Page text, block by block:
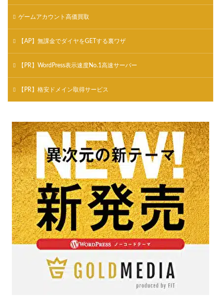
ゲームアカウント高価買取
【AP】無課金でダイヤをGETする裏ワザ
【PR】WordPress表示速度No.1高速サーバー
【PR】格安ドメイン取得サービス